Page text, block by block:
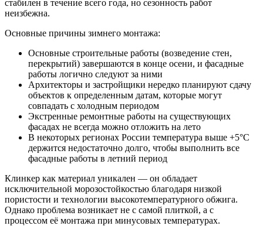
стабилен в течение всего года, но сезонность работ
неизбежна.
Основные причины зимнего монтажа:
Основные строительные работы (возведение стен,
перекрытий) завершаются в конце осени, и фасадные
работы логично следуют за ними
Архитекторы и застройщики нередко планируют сдачу
объектов к определенным датам, которые могут
совпадать с холодным периодом
Экстренные ремонтные работы на существующих
фасадах не всегда можно отложить на лето
В некоторых регионах России температура выше +5°C
держится недостаточно долго, чтобы выполнить все
фасадные работы в летний период
Клинкер как материал уникален — он обладает
исключительной морозостойкостью благодаря низкой
пористости и технологии высокотемпературного обжига.
Однако проблема возникает не с самой плиткой, а с
процессом её монтажа при минусовых температурах.